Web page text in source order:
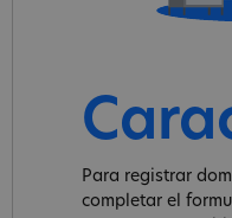
Para registrar
completar el